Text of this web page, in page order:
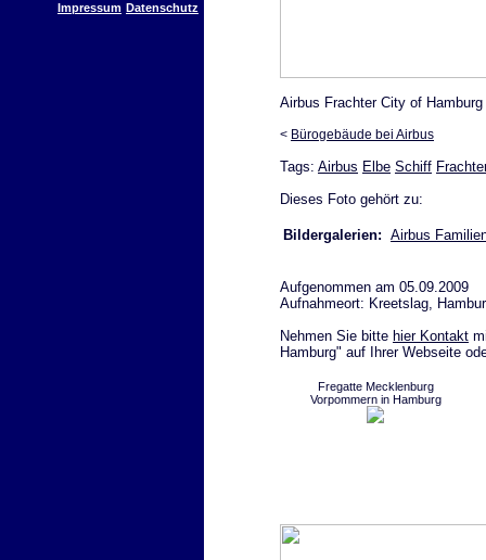
Impressum Datenschutz
Airbus Frachter City of
< Bürogebäude bei Airbus
Tags: Airbus Elbe Schiff
Dieses Foto gehört zu:
Bildergalerien: Airbus
Aufgenommen am 05.09.2009
Aufnahmeort: Kreetslag,
Nehmen Sie bitte hier Kontakt
Hamburg" auf Ihrer Webseite
Fregatte Mecklenburg
Vorpommern in Hamburg